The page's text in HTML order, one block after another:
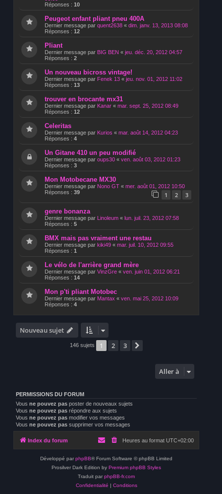
Réponses : 10
Peugeot enfant pliant pneu 400A
Dernier message par quent2638 « dim. janv. 13, 2013 08:08
Réponses : 12
Pliant
Dernier message par BIG BEN « jeu. déc. 20, 2012 04:57
Réponses : 2
Un nouveau bicross vintage!
Dernier message par Fenek 13 « jeu. nov. 01, 2012 11:02
Réponses : 13
trouver en brocante mx31
Dernier message par Kanar « mar. sept. 25, 2012 08:49
Réponses : 12
Celeritas
Dernier message par Kurios « mar. août 14, 2012 04:23
Réponses : 4
Un Gitane 410 un peu modifié
Dernier message par oups30 « ven. août 03, 2012 01:23
Réponses : 3
Mon Motobecane MX30
Dernier message par Nono GT « mer. août 01, 2012 10:50
Réponses : 39 1 2 3
genre bonanza
Dernier message par Linoleum « lun. juil. 23, 2012 07:58
Réponses : 5
BMX mais pas vraiment une restau
Dernier message par kiki49 « mar. juil. 10, 2012 09:55
Réponses : 1
Le vélo de l'arrière grand mère
Dernier message par VinzGre « ven. juin 01, 2012 06:21
Réponses : 14
Mon p'ti pliant Motobec
Dernier message par Mantax « ven. mai 25, 2012 10:09
Réponses : 4
Nouveau sujet
146 sujets 1 2 3
Aller à
PERMISSIONS DU FORUM
Vous ne pouvez pas poster de nouveaux sujets
Vous ne pouvez pas répondre aux sujets
Vous ne pouvez pas modifier vos messages
Vous ne pouvez pas supprimer vos messages
Index du forum Heures au format UTC+02:00
Développé par phpBB® Forum Software © phpBB Limited
Prosilver Dark Edition by Premium phpBB Styles
Traduit par phpBB-fr.com
Confidentialité | Conditions